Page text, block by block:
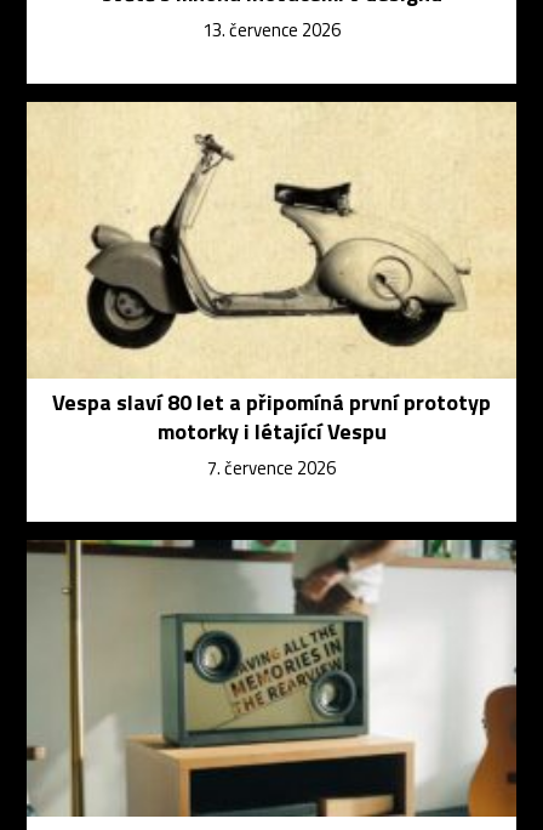
13. července 2026
Vespa slaví 80 let a připomíná první prototyp
motorky i létající Vespu
7. července 2026